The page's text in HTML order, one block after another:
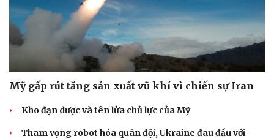
Mỹ gấp rút tăng sản xuất vũ khí vì chiến sự Iran
Kho đạn dược và tên lửa chủ lực của Mỹ
Tham vọng robot hóa quân đội, Ukraine đau đầu với